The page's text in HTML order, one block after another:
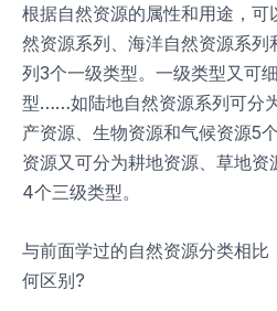
根据自然资源的属性和用途，可
然资源系列、海洋自然资源系
列3个一级类型。一级类型又可
型……如陆地自然资源系列可分
产资源、生物资源和气候资源5
资源又可分为耕地资源、草地
4个三级类型。
与前面学过的自然资源分类相
何区别?